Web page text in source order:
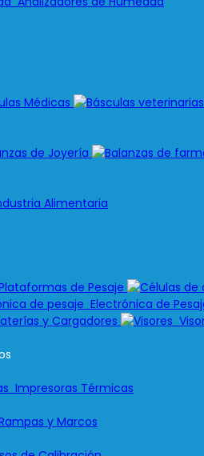
Médicas
de Joyería
Alimentaria
de Pesaje
Electrónica de
y Cargadores
Impresoras Térmicas
y Marcos